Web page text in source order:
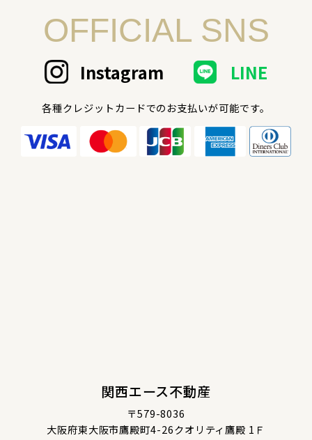
OFFICIAL SNS
Instagram LINE
各種クレジットカードでのお支払いが可能です。
関西エース不動産
〒579-8036
大阪府東大阪市鷹殿町4-26クオリティ鷹殿 1Ｆ